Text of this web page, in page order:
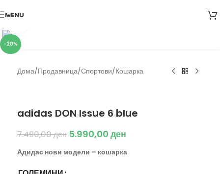
Skip to navigation
Skip to main content
MENU
-20%
Дома/Продавница/Спортови/Кошарка
adidas DON Issue 6 blue
7.490,00ден 5.990,00 ден
Адидас нови модели – кошарка